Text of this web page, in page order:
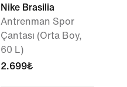
Nike Brasilia
Antrenman Spor
Çantası (Orta Boy,
60 L)
2.699₺